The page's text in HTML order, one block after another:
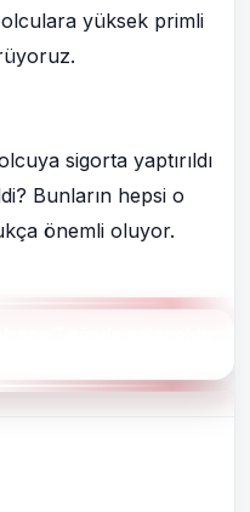
yüksek primli
sigorta yaptırıldı
Bunların hepsi o
önemli oluyor.